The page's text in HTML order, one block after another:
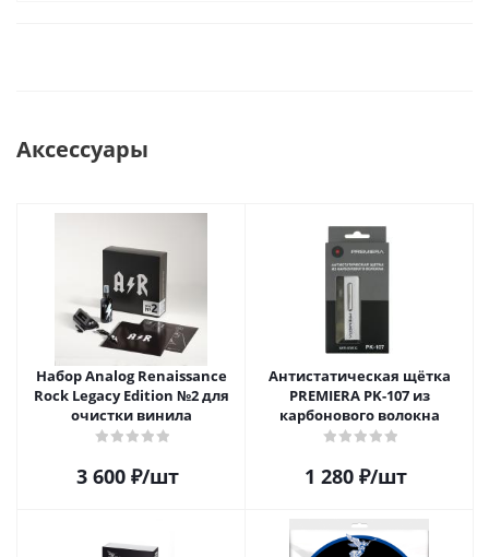
Аксессуары
Набор Analog Renaissance
Rock Legacy Edition №2 для
очистки винила
3 600₽/шт
Антистатическая щётка
PREMIERA PK-107 из
карбонового волокна
1 280₽/шт